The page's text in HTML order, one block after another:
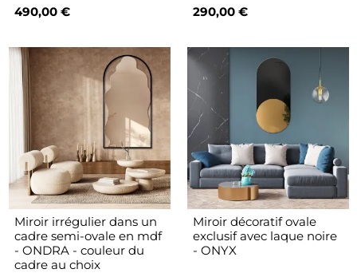
490,00 €
290,00 €
Miroir irrégulier dans un
cadre semi-ovale en mdf
- ONDRA - couleur du
cadre au choix
Miroir décoratif ovale
exclusif avec laque noire
- ONYX